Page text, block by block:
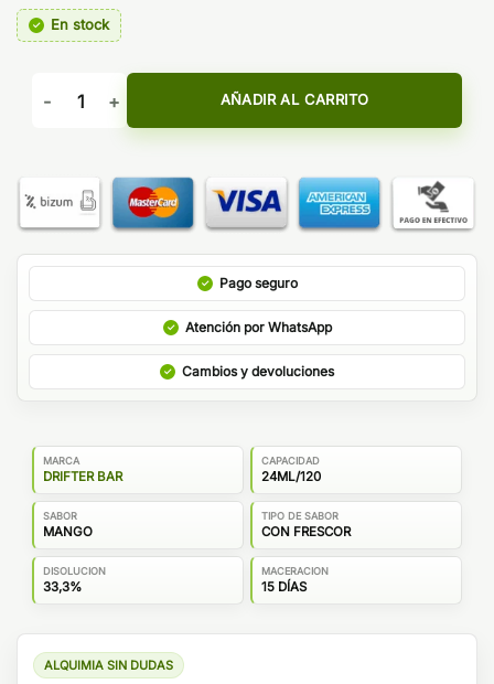
En stock
Juice Sauz Drifter Bar Mango Ice 24ml (Longfill) cantidad
AÑADIR AL CARRITO
Pago seguro
Atención por WhatsApp
Cambios y devoluciones
MARCA
DRIFTER BAR
CAPACIDAD
24ML/120
SABOR
MANGO
TIPO DE SABOR
CON FRESCOR
DISOLUCION
33,3%
MACERACION
15 DÍAS
ALQUIMIA SIN DUDAS